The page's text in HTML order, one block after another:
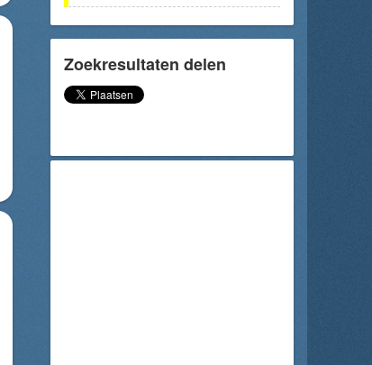
Zoekresultaten delen